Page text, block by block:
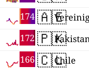
174
172
166
🇦🇪
🇵🇰
🇨🇱
Chile